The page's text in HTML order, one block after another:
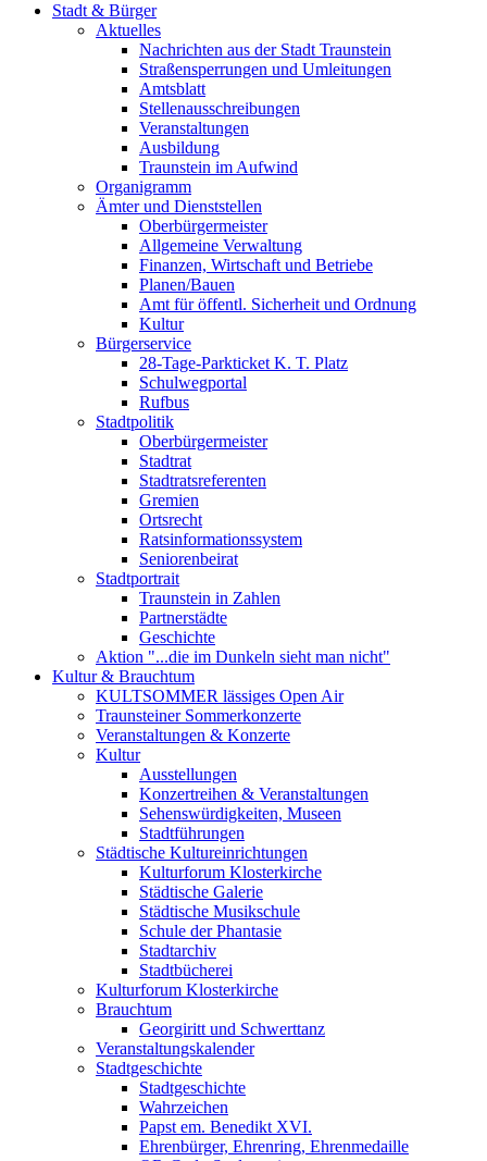
Stadt & Bürger
Aktuelles
Nachrichten aus der Stadt Traunstein
Straßensperrungen und Umleitungen
Amtsblatt
Stellenausschreibungen
Veranstaltungen
Ausbildung
Traunstein im Aufwind
Organigramm
Ämter und Dienststellen
Oberbürgermeister
Allgemeine Verwaltung
Finanzen, Wirtschaft und Betriebe
Planen/Bauen
Amt für öffentl. Sicherheit und Ordnung
Kultur
Bürgerservice
28-Tage-Parkticket K. T. Platz
Schulwegportal
Rufbus
Stadtpolitik
Oberbürgermeister
Stadtrat
Stadtratsreferenten
Gremien
Ortsrecht
Ratsinformationssystem
Seniorenbeirat
Stadtportrait
Traunstein in Zahlen
Partnerstädte
Geschichte
Aktion "...die im Dunkeln sieht man nicht"
Kultur & Brauchtum
KULTSOMMER lässiges Open Air
Traunsteiner Sommerkonzerte
Veranstaltungen & Konzerte
Kultur
Ausstellungen
Konzertreihen & Veranstaltungen
Sehenswürdigkeiten, Museen
Stadtführungen
Städtische Kultureinrichtungen
Kulturforum Klosterkirche
Städtische Galerie
Städtische Musikschule
Schule der Phantasie
Stadtarchiv
Stadtbücherei
Kulturforum Klosterkirche
Brauchtum
Georgiritt und Schwerttanz
Veranstaltungskalender
Stadtgeschichte
Stadtgeschichte
Wahrzeichen
Papst em. Benedikt XVI.
Ehrenbürger, Ehrenring, Ehrenmedaille